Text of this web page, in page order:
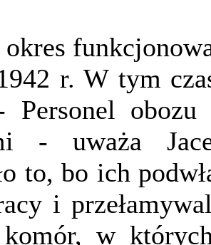
r. W tym
Personel
- uważa
to, bo ich
i
w